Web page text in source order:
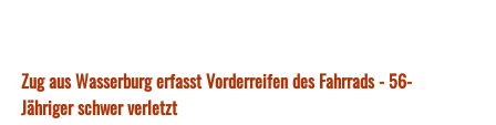
Zug aus Wasserburg erfasst Vorderreifen des Fahrrads - 56-
Jähriger schwer verletzt